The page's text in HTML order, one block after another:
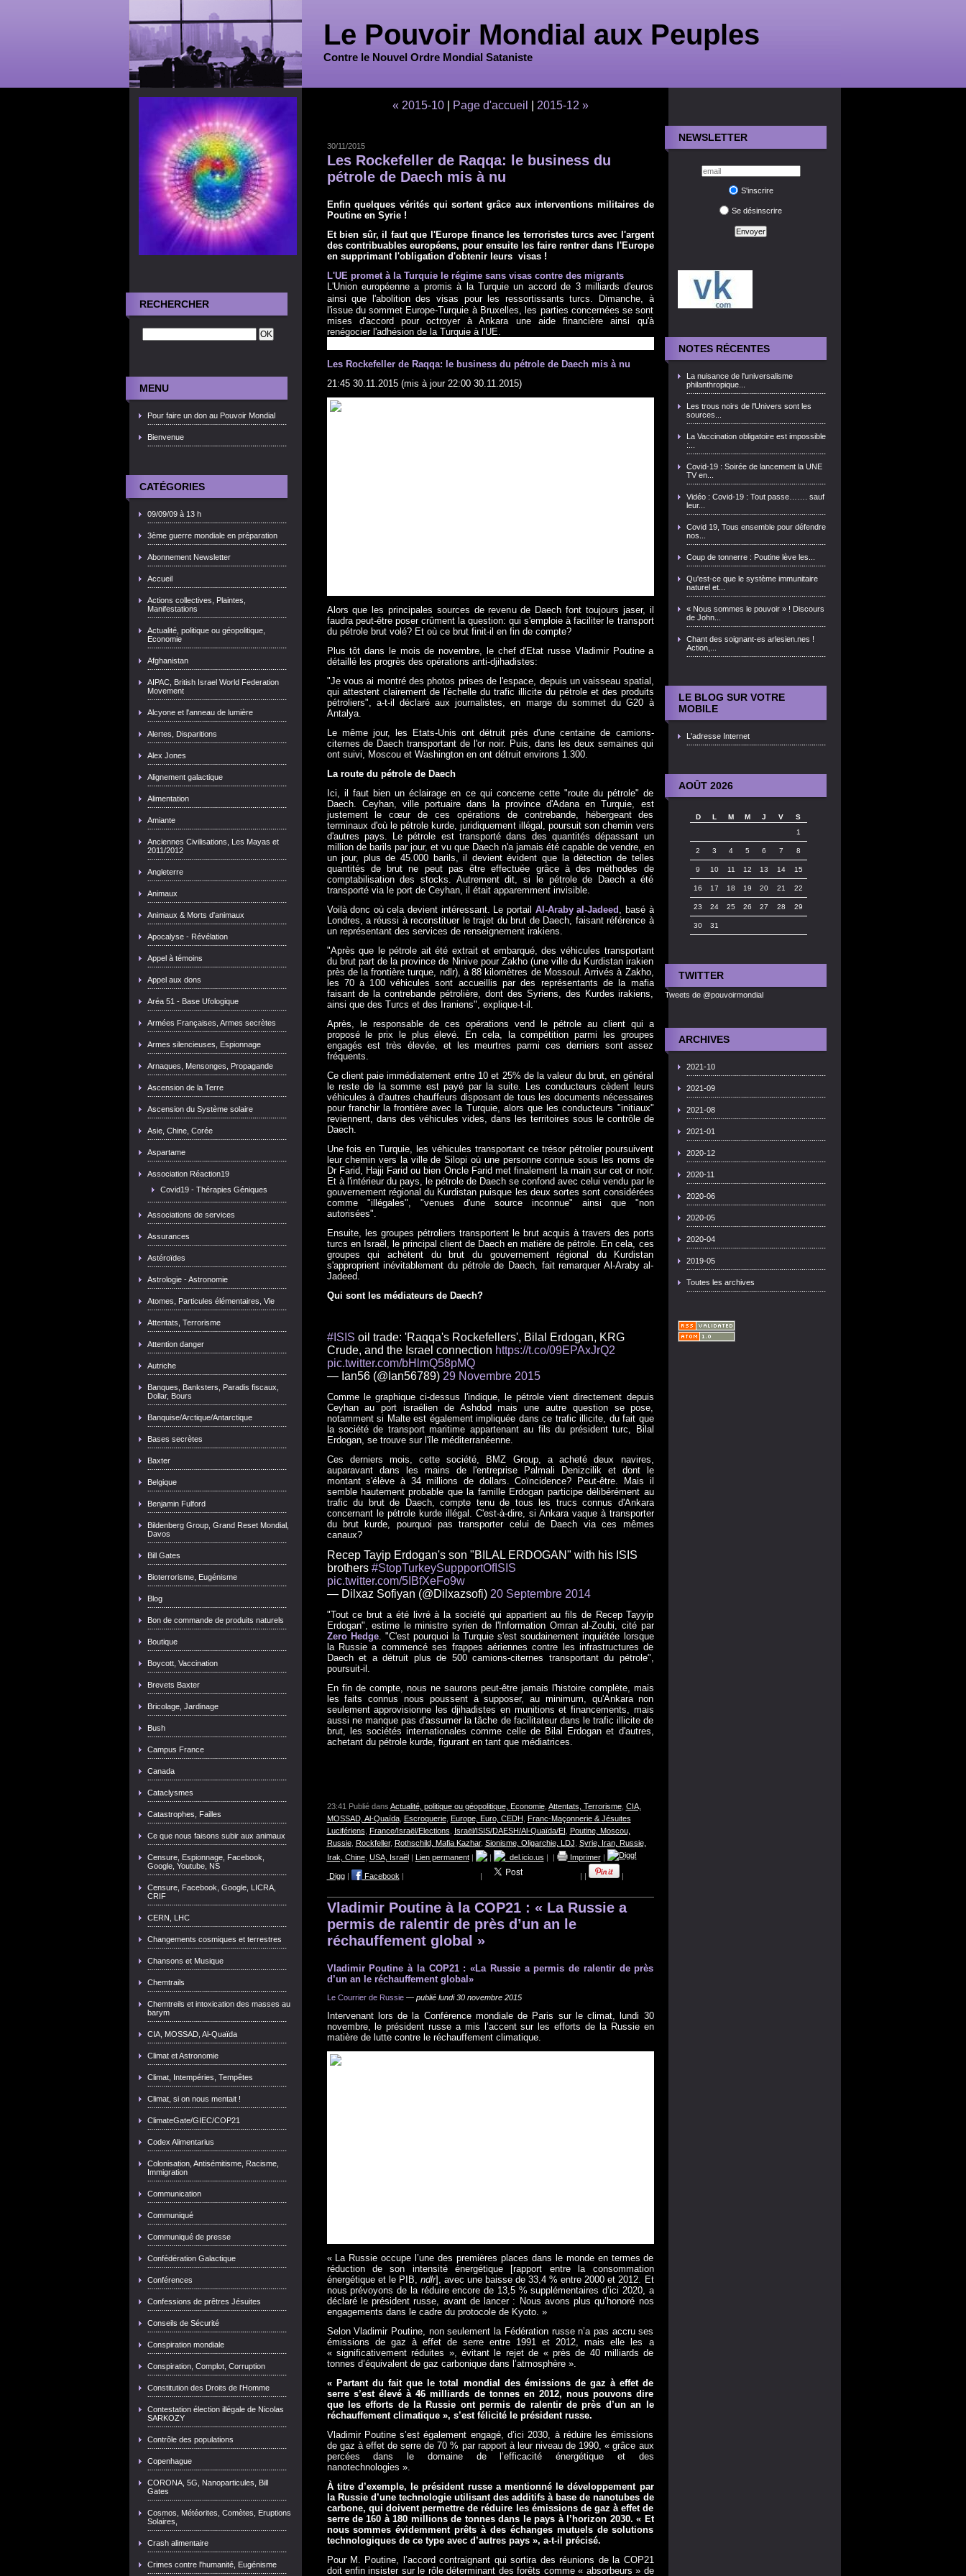
Le Pouvoir Mondial aux Peuples
Contre le Nouvel Ordre Mondial Sataniste
RECHERCHER
MENU
Pour faire un don au Pouvoir Mondial
Bienvenue
CATÉGORIES
09/09/09 à 13 h
3ème guerre mondiale en préparation
Abonnement Newsletter
Accueil
Actions collectives, Plaintes,
Manifestations
Actualité, politique ou géopolitique,
Economie
Afghanistan
AIPAC, British Israel World Federation
Movement
Alcyone et l'anneau de lumière
Alertes, Disparitions
Alex Jones
Alignement galactique
Alimentation
Amiante
Anciennes Civilisations, Les Mayas et
2011/2012
Angleterre
Animaux
Animaux & Morts d'animaux
Apocalyse - Révélation
Appel à témoins
Appel aux dons
Aréa 51 - Base Ufologique
Armées Françaises, Armes secrètes
Armes silencieuses, Espionnage
Arnaques, Mensonges, Propagande
Ascension de la Terre
Ascension du Système solaire
Asie, Chine, Corée
Aspartame
Association Réaction19
Covid19 - Thérapies Géniques
Associations de services
Assurances
Astéroïdes
Astrologie - Astronomie
Atomes, Particules élémentaires, Vie
Attentats, Terrorisme
Attention danger
Autriche
Banques, Banksters, Paradis fiscaux,
Dollar, Bours
Banquise/Arctique/Antarctique
Bases secrètes
Baxter
Belgique
Benjamin Fulford
Bildenberg Group, Grand Reset Mondial,
Davos
Bill Gates
Bioterrorisme, Eugénisme
Blog
Bon de commande de produits naturels
Boutique
Boycott, Vaccination
Brevets Baxter
Bricolage, Jardinage
Bush
Campus France
Canada
Cataclysmes
Catastrophes, Failles
Ce que nous faisons subir aux animaux
Censure, Espionnage, Facebook,
Google, Youtube, NS
Censure, Facebook, Google, LICRA,
CRIF
CERN, LHC
Changements cosmiques et terrestres
Chansons et Musique
Chemtrails
Chemtreils et intoxication des masses au
barym
CIA, MOSSAD, Al-Quaïda
Climat et Astronomie
Climat, Intempéries, Tempêtes
Climat, si on nous mentait !
ClimateGate/GIEC/COP21
Codex Alimentarius
Colonisation, Antisémitisme, Racisme,
Immigration
Communication
Communiqué
Communiqué de presse
Confédération Galactique
Conférences
Confessions de prêtres Jésuites
Conseils de Sécurité
Conspiration mondiale
Conspiration, Complot, Corruption
Constitution des Droits de l'Homme
Contestation élection illégale de Nicolas
SARKOZY
Contrôle des populations
Copenhague
CORONA, 5G, Nanoparticules, Bill
Gates
Cosmos, Météorites, Comètes, Eruptions
Solaires,
Crash alimentaire
Crimes contre l'humanité, Eugénisme
NEWSLETTER
S'inscrire
Se désinscrire
NOTES RÉCENTES
La nuisance de l'universalisme
philanthropique...
Les trous noirs de l'Univers sont les
sources...
La Vaccination obligatoire est impossible
:...
Covid-19 : Soirée de lancement la UNE
TV en...
Vidéo : Covid-19 : Tout passe……. sauf
leur...
Covid 19, Tous ensemble pour défendre
nos...
Coup de tonnerre : Poutine lève les...
Qu'est-ce que le système immunitaire
naturel et...
« Nous sommes le pouvoir » ! Discours
de John...
Chant des soignant-es arlesien.nes !
Action,...
LE BLOG SUR VOTRE
MOBILE
L'adresse Internet
AOÛT 2026
D L M M J V
S
1
2 3 4 5 6 7 8
9 10 11 12 13 14 15
16 17 18 19 20 21 22
23 24 25 26 27 28 29
30 31
TWITTER
Tweets de @pouvoirmondial
ARCHIVES
2021-10
2021-09
2021-08
2021-01
2020-12
2020-11
2020-06
2020-05
2020-04
2019-05
Toutes les archives
« 2015-10| Page d'accueil 2015-12 »
30/11/2015
Les Rockefeller de Raqqa: le business du
pétrole de Daech mis à nu
Enfin quelques vérités qui sortent grâce aux interventions militaires de
Poutine en Syrie !
Et bien sûr, il faut que l'Europe finance les terroristes turcs avec l'argent
des contribuables européens, pour ensuite les faire rentrer dans l'Europe
en supprimant l'obligation d'obtenir leurs visas !
L'UE promet à la Turquie le régime sans visas contre des migrants
L'Union européenne a promis à la Turquie un accord de 3 milliards d'euros
ainsi que l'abolition des visas pour les ressortissants turcs.
Dimanche, à
l'issue du sommet Europe-Turquie à Bruxelles, les parties concernées se sont
mises d'accord pour octroyer à Ankara une aide financière ainsi qu'à
renégocier l'adhésion de la Turquie à l'UE.
Les Rockefeller de Raqqa: le business du pétrole de Daech mis à nu
21:45 30.11.2015 (mis à jour 22:00 30.11.2015)
Alors que les principales sources de revenu de Daech font toujours jaser, il
faudra peut-être poser crûment la question: qui s'emploie à faciliter le transport
du pétrole brut volé? Et où ce brut finit-il en fin de compte?
Plus tôt dans le mois de novembre, le chef d'Etat russe Vladimir Poutine a
détaillé les progrès des opérations anti-djihadistes:
"Je vous ai montré des photos prises de l'espace, depuis un vaisseau spatial,
qui attestent clairement de l'échelle du trafic illicite du pétrole et des produits
pétroliers", a-t-il déclaré aux journalistes, en marge du sommet du G20 à
Antalya.
Le même jour, les Etats-Unis ont détruit près d'une centaine de camions-
citernes de Daech transportant de l'or noir. Puis, dans les deux semaines qui
ont suivi, Moscou et Washington en ont détruit environs 1.300.
La route du pétrole de Daech
Ici, il faut bien un éclairage en ce qui concerne cette "route du pétrole" de
Daech. Ceyhan, ville portuaire dans la province d'Adana en Turquie, est
justement le cœur de ces opérations de contrebande, hébergeant des
terminaux d'où le pétrole kurde, juridiquement illégal, poursuit son chemin vers
d'autres pays. Le pétrole est transporté dans des quantités dépassant un
million de barils par jour, et vu que Daech n'a jamais été capable de vendre, en
un jour, plus de 45.000 barils, il devient évident que la détection de telles
quantités de brut ne peut pas être effectuée grâce à des méthodes de
comptabilisation des stocks. Autrement dit, si le pétrole de Daech a été
transporté via le port de Ceyhan, il était apparemment invisible.
Voilà donc où cela devient intéressant. Le portail Al-Araby al-Jadeed , basé à
Londres, a réussi à reconstituer le trajet du brut de Daech, faisant référence à
un représentant des services de renseignement irakiens.
"Après que le pétrole ait été extrait et embarqué, des véhicules transportant
du brut part de la province de Ninive pour Zakho (une ville du Kurdistan irakien
près de la frontière turque, ndlr), à 88 kilomètres de Mossoul. Arrivés à Zakho,
les 70 à 100 véhicules sont accueillis par des représentants de la mafia
faisant de la contrebande pétrolière, dont des Syriens, des Kurdes irakiens,
ainsi que des Turcs et des Iraniens", explique-t-il.
Après, le responsable de ces opérations vend le pétrole au client qui a
proposé le prix le plus élevé. En cela, la compétition parmi les groupes
engagés est très élevée, et les meurtres parmi ces derniers sont assez
fréquents.
Ce client paie immédiatement entre 10 et 25% de la valeur du brut, en général
le reste de la somme est payé par la suite. Les conducteurs cèdent leurs
véhicules à d'autres chauffeurs disposant de tous les documents nécessaires
pour franchir la frontière avec la Turquie, alors que les conducteurs "initiaux"
reviennent, dans des véhicules vides, dans les territoires sous le contrôle de
Daech.
Une fois en Turquie, les véhicules transportant ce trésor pétrolier poursuivent
leur chemin vers la ville de Silopi où une personne connue sous les noms de
Dr Farid, Hajji Farid ou bien Oncle Farid met finalement la main sur cet or noir.
Et à l'intérieur du pays, le pétrole de Daech se confond avec celui vendu par le
gouvernement régional du Kurdistan puisque les deux sortes sont considérées
comme "illégales", "venues d'une source inconnue" ainsi que "non
autorisées".
Ensuite, les groupes pétroliers transportent le brut acquis à travers des ports
turcs en Israël, le principal client de Daech en matière de pétrole. En cela, ces
groupes qui achètent du brut du gouvernement régional du Kurdistan
s'approprient inévitablement du pétrole de Daech, fait remarquer Al-Araby al-
Jadeed.
Qui sont les médiateurs de Daech?
#ISIS oil trade: 'Raqqa's Rockefellers', Bilal Erdogan, KRG
Crude, and the Israel connection https://t.co/09EPAxJrQ2
pic.twitter.com/bHlmQ58pMQ
— Ian56 (@Ian56789) 29 Novembre 2015
Comme le graphique ci-dessus l'indique, le pétrole vient directement depuis
Ceyhan au port israélien de Ashdod mais une autre question se pose,
notamment si Malte est également impliquée dans ce trafic illicite, du fait que
la société de transport maritime appartenant au fils du président turc, Bilal
Erdogan, se trouve sur l'île méditerranéenne.
Ces derniers mois, cette société, BMZ Group, a acheté deux navires,
auparavant dans les mains de l'entreprise Palmali Denizcilik et dont le
montant s'élève à 34 millions de dollars. Coïncidence? Peut-être. Mais il
semble hautement probable que la famille Erdogan participe délibérément au
trafic du brut de Daech, compte tenu de tous les trucs connus d'Ankara
concernant le pétrole kurde illégal. C'est-à-dire, si Ankara vaque à transporter
du brut kurde, pourquoi pas transporter celui de Daech via ces mêmes
canaux?
Recep Tayip Erdogan's son "BILAL ERDOGAN" with his ISIS
brothers #StopTurkeySuppportOfISIS
pic.twitter.com/5IBfXeFo9w
— Dilxaz Sofiyan (@Dilxazsofi) 20 Septembre 2014
"Tout ce brut a été livré à la société qui appartient au fils de Recep Tayyip
Erdogan", estime le ministre syrien de l'Information Omran al-Zoubi, cité par
Zero Hedge. "C'est pourquoi la Turquie s'est soudainement inquiétée lorsque
la Russie a commencé ses frappes aériennes contre les infrastructures de
Daech et a détruit plus de 500 camions-citernes transportant du pétrole",
poursuit-il.
En fin de compte, nous ne saurons peut-être jamais l'histoire complète, mais
les faits connus nous poussent à supposer, au minimum, qu'Ankara non
seulement approvisionne les djihadistes en munitions et financements, mais
aussi ne manque pas d'assumer la tâche de facilitateur dans le trafic illicite de
brut, les sociétés internationales comme celle de Bilal Erdogan et d'autres,
achetant du pétrole kurde, figurant en tant que médiatrices.
23:41 Publié dans Actualité, politique ou géopolitique, Economie, Attentats, Terrorisme, CIA,
MOSSAD, Al-Quaïda, Escroquerie, Europe, Euro, CEDH Franc-Maçonnerie & Jésuites
Lucifériens France/Israël/Elections Israël/ISIS/DAESH/Al-Quaïda/EI Poutine, Moscou,
Russie, Rockfeller, Rothschild, Mafia Kazhar, Sionisme, Oligarchie, LDJ Syrie, Iran, Russie,
Irak, Chine, USA, Israël| Lien permanent| | del.icio.us | | Imprimer|
Digg| Facebook | | | | |
Vladimir Poutine à la COP21 : « La Russie a
permis de ralentir de près d’un an le
réchauffement global »
Vladimir Poutine à la COP21 : «La Russie a permis de ralentir de près
d’un an le réchauffement global»
Le Courrier de Russie— publié lundi 30 novembre 2015
Intervenant lors de la Conférence mondiale de Paris sur le climat, lundi 30
novembre, le président russe a mis l’accent sur les efforts de la Russie en
matière de lutte contre le réchauffement climatique.
« La Russie occupe l’une des premières places dans le monde en termes de
réduction de son intensité énergétique [rapport entre la consommation
énergétique et le PIB, ndlr], avec une baisse de 33,4 % entre 2000 et 2012. Et
nous prévoyons de la réduire encore de 13,5 % supplémentaires d’ici 2020, a
déclaré le président russe, avant de lancer : Nous avons plus qu’honoré nos
engagements dans le cadre du protocole de Kyoto. »
Selon Vladimir Poutine, non seulement la Fédération russe n’a pas accru ses
émissions de gaz à effet de serre entre 1991 et 2012, mais elle les a
« significativement réduites », évitant le rejet de « près de 40 milliards de
tonnes d’équivalent de gaz carbonique dans l’atmosphère ».
« Partant du fait que le total mondial des émissions de gaz à effet de
serre s’est élevé à 46 milliards de tonnes en 2012, nous pouvons dire
que les efforts de la Russie ont permis de ralentir de près d’un an le
réchauffement climatique », s’est félicité le président russe.
Vladimir Poutine s’est également engagé, d’ici 2030, à réduire les émissions
de gaz à effet de serre de 70 % par rapport à leur niveau de 1990, « grâce aux
percées dans le domaine de l’efficacité énergétique et des
nanotechnologies ».
À titre d’exemple, le président russe a mentionné le développement par
la Russie d’une technologie utilisant des additifs à base de nanotubes de
carbone, qui doivent permettre de réduire les émissions de gaz à effet de
serre de 160 à 180 millions de tonnes dans le pays à l’horizon 2030. « Et
nous sommes évidemment prêts à des échanges mutuels de solutions
technologiques de ce type avec d’autres pays », a-t-il précisé.
Pour M. Poutine, l’accord contraignant qui sortira des réunions de la COP21
doit enfin insister sur le rôle déterminant des forêts comme « absorbeurs » de